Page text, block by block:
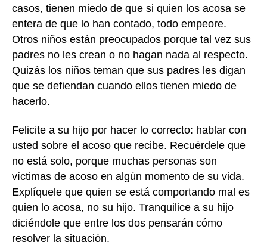
casos, tienen miedo de que si quien los acosa se
entera de que lo han contado, todo empeore.
Otros niños están preocupados porque tal vez sus
padres no les crean o no hagan nada al respecto.
Quizás los niños teman que sus padres les digan
que se defiendan cuando ellos tienen miedo de
hacerlo.
Felicite a su hijo por hacer lo correcto: hablar con
usted sobre el acoso que recibe. Recuérdele que
no está solo, porque muchas personas son
víctimas de acoso en algún momento de su vida.
Explíquele que quien se está comportando mal es
quien lo acosa, no su hijo. Tranquilice a su hijo
diciéndole que entre los dos pensarán cómo
resolver la situación.